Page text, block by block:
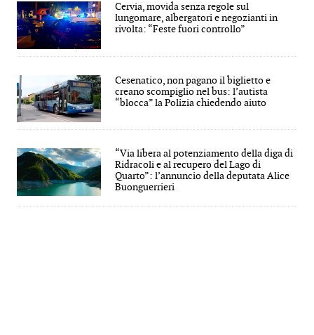
Cervia, movida senza regole sul
lungomare, albergatori e negozianti in
rivolta: “Feste fuori controllo”
Cesenatico, non pagano il biglietto e
creano scompiglio nel bus: l’autista
“blocca” la Polizia chiedendo aiuto
“Via libera al potenziamento della diga di
Ridracoli e al recupero del Lago di
Quarto”: l’annuncio della deputata Alice
Buonguerrieri